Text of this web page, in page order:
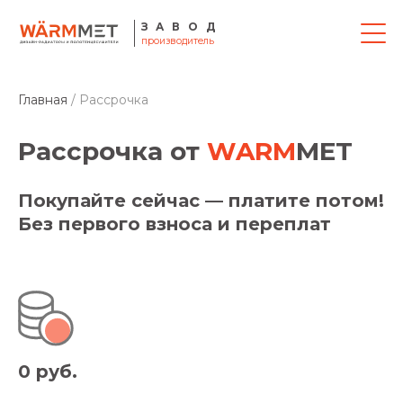
ЗАВОД
производитель
Главная / Рассрочка
Рассрочка от WARMMET
Покупайте сейчас — платите потом!
Без первого взноса и переплат
0 руб.